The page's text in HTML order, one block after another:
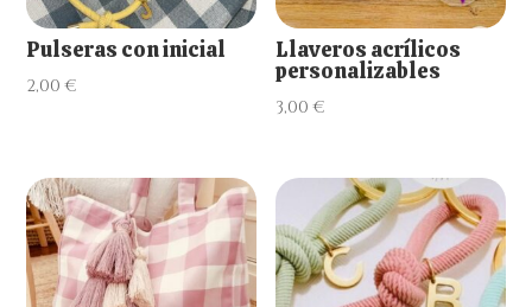
Pulseras con inicial
2,00€
Llaveros acrílicos
personalizables
3,00€